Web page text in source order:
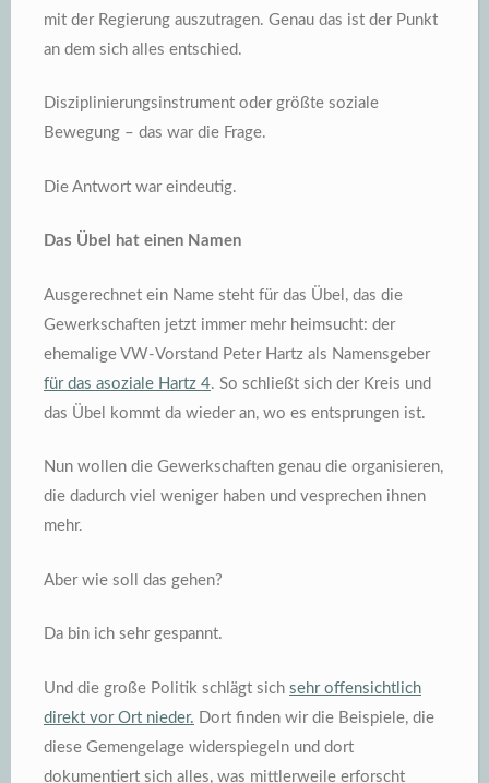
mit der Regierung auszutragen. Genau das ist der Punkt
an dem sich alles entschied.
Disziplinierungsinstrument oder größte soziale
Bewegung – das war die Frage.
Die Antwort war eindeutig.
Das Übel hat einen Namen
Ausgerechnet ein Name steht für das Übel, das die
Gewerkschaften jetzt immer mehr heimsucht: der
ehemalige VW-Vorstand Peter Hartz als Namensgeber
für das asoziale Hartz 4. So schließt sich der Kreis und
das Übel kommt da wieder an, wo es entsprungen ist.
Nun wollen die Gewerkschaften genau die organisieren,
die dadurch viel weniger haben und vesprechen ihnen
mehr.
Aber wie soll das gehen?
Da bin ich sehr gespannt.
Und die große Politik schlägt sich sehr offensichtlich
direkt vor Ort nieder. Dort finden wir die Beispiele, die
diese Gemengelage widerspiegeln und dort
dokumentiert sich alles, was mittlerweile erforscht